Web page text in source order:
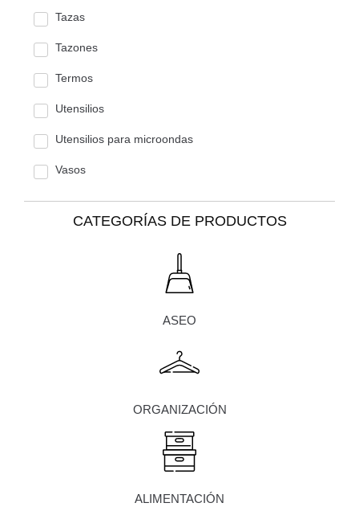
Tazas
Tazones
Termos
Utensilios
Utensilios para microondas
Vasos
CATEGORÍAS DE PRODUCTOS
ASEO
ORGANIZACIÓN
ALIMENTACIÓN